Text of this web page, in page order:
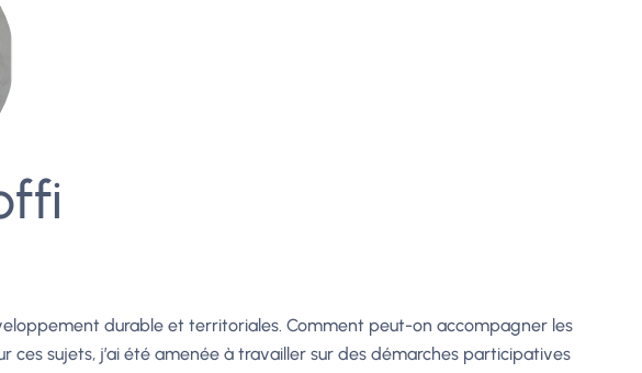
durable et territoriales. Comment peut-on accompagner les
sujets, j’ai été amenée à travailler sur des démarches participatives